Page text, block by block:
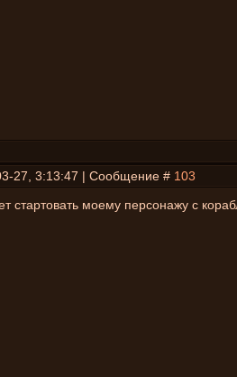
27, 3:13:47 | Сообщение # 103
стартовать моему персонажу с